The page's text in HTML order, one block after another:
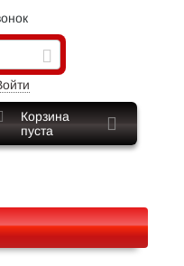
Корзина
пуста